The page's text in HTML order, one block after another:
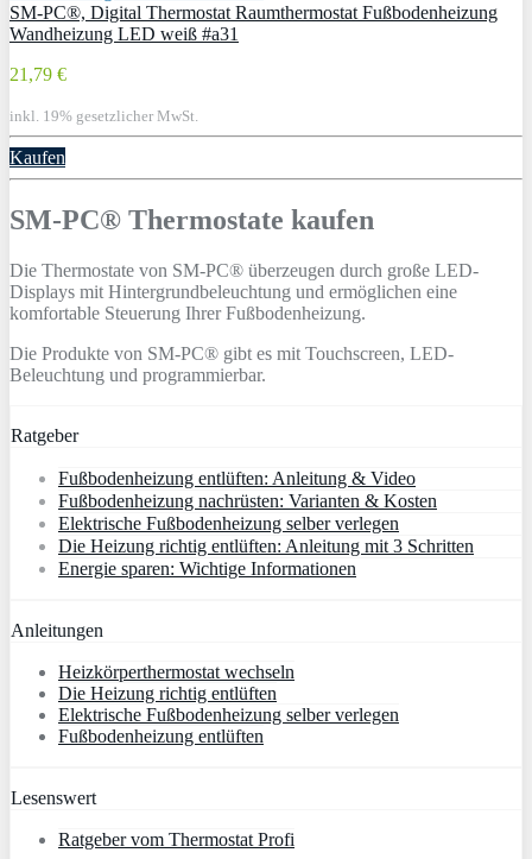
SM-PC®, Digital Thermostat Raumthermostat Fußbodenheizung
Wandheizung LED weiß #a31
21,79 €
inkl. 19% gesetzlicher MwSt.
Kaufen
SM-PC® Thermostate kaufen
Die Thermostate von SM-PC® überzeugen durch große LED-
Displays mit Hintergrundbeleuchtung und ermöglichen eine
komfortable Steuerung Ihrer Fußbodenheizung.
Die Produkte von SM-PC® gibt es mit Touchscreen, LED-
Beleuchtung und programmierbar.
Ratgeber
Fußbodenheizung entlüften: Anleitung & Video
Fußbodenheizung nachrüsten: Varianten & Kosten
Elektrische Fußbodenheizung selber verlegen
Die Heizung richtig entlüften: Anleitung mit 3 Schritten
Energie sparen: Wichtige Informationen
Anleitungen
Heizkörperthermostat wechseln
Die Heizung richtig entlüften
Elektrische Fußbodenheizung selber verlegen
Fußbodenheizung entlüften
Lesenswert
Ratgeber vom Thermostat Profi